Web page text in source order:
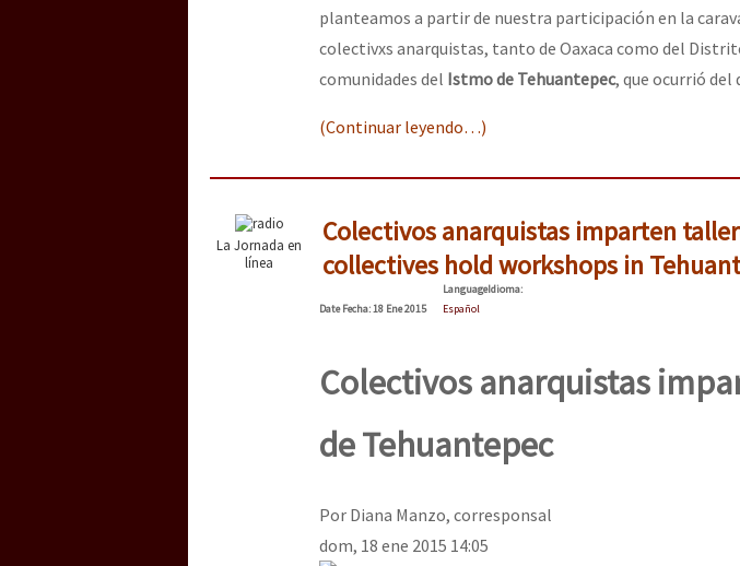
planteamos a partir de nuestra participación en la
colectivxs anarquistas, tanto de Oaxaca como del
comunidades del Istmo de Tehuantepec, que ocurrió del
(Continuar leyendo…)
La Jornada en
línea
Colectivos anarquistas imparten
collectives hold workshops in
DateFecha: 18 Ene 2015
LanguageIdioma:
Español
Colectivos anarquistas
de Tehuantepec
Por Diana Manzo, corresponsal
dom, 18 ene 2015 14:05